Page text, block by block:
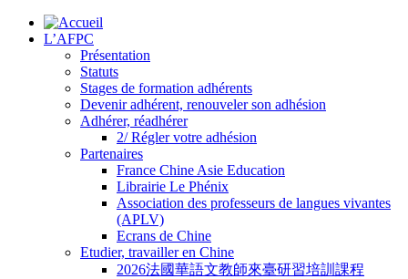
L’AFPC
Présentation
Statuts
Stages de formation adhérents
Devenir adhérent, renouveler son adhésion
Adhérer, réadhérer
2/ Régler votre adhésion
Partenaires
France Chine Asie Education
Librairie Le Phénix
Association des professeurs de langues vivantes
(APLV)
Ecrans de Chine
Etudier, travailler en Chine
2026法國華語文教師來臺研習培訓課程